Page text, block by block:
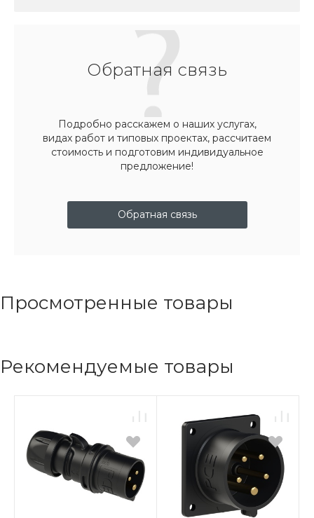
Обратная связь
Подробно расскажем о наших услугах,
видах работ и типовых проектах, рассчитаем
стоимость и подготовим индивидуальное
предложение!
Обратная связь
Просмотренные товары
Рекомендуемые товары